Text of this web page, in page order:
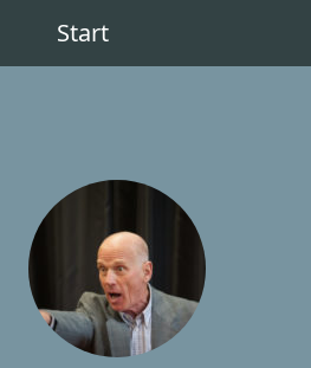
Start